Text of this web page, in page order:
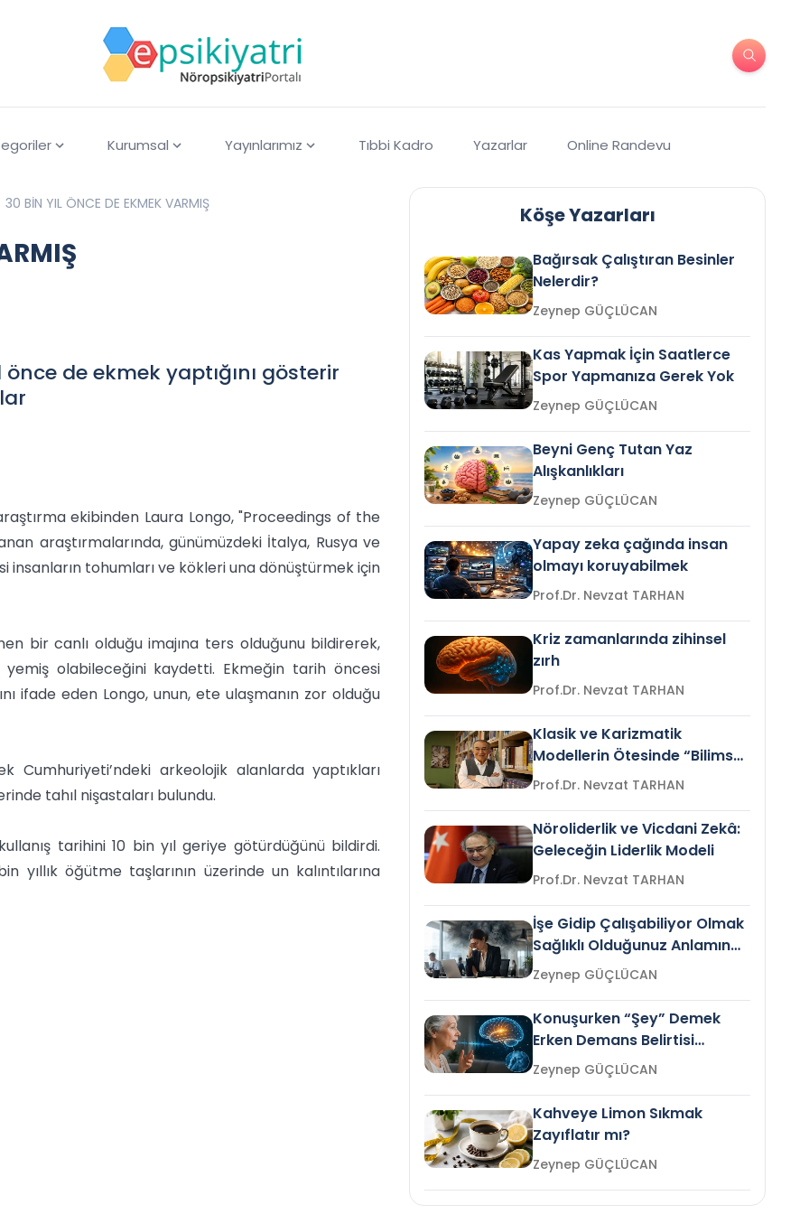
Kurumsal Yayınlarımız Tıbbi Kadro Yazarlar Online Randevu
30 BİN YIL ÖNCE DE EKMEK VARMIŞ
de ekmek yaptığını gösterir
ekibinden Laura Longo, "Proceedings of the
araştırmalarında, günümüzdeki İtalya, Rusya ve
tohumları ve kökleri una dönüştürmek için
bir canlı olduğu imajına ters olduğunu bildirerek,
yemiş olabileceğini kaydetti. Ekmeğin tarih öncesi
ifade eden Longo, unun, ete ulaşmanın zor olduğu
arkeolojik alanlarda yaptıkları
tahıl nişastaları bulundu.
tarihini 10 bin yıl geriye götürdüğünü bildirdi.
öğütme taşlarının üzerinde un kalıntılarına
Köşe Yazarları
Bağırsak Çalıştıran Besinler
Nelerdir?
Zeynep GÜÇLÜCAN
Kas Yapmak İçin Saatlerce
Spor Yapmanıza Gerek Yok
Zeynep GÜÇLÜCAN
Beyni Genç Tutan Yaz
Alışkanlıkları
Zeynep GÜÇLÜCAN
Yapay zeka çağında insan
olmayı koruyabilmek
Prof.Dr. Nevzat TARHAN
Kriz zamanlarında zihinsel
zırh
Prof.Dr. Nevzat TARHAN
Klasik ve Karizmatik
Modellerin Ötesinde “Bilimsel
Liderlik”
Prof.Dr. Nevzat TARHAN
Nöroliderlik ve Vicdani Zekâ:
Geleceğin Liderlik Modeli
Prof.Dr. Nevzat TARHAN
İşe Gidip Çalışabiliyor Olmak
Sağlıklı Olduğunuz Anlamına
Gelir mi?Zeynep GÜÇLÜCAN
Konuşurken “Şey” Demek
Erken Demans Belirtisi
Olabilir mi?Zeynep GÜÇLÜCAN
Kahveye Limon Sıkmak
Zayıflatır mı?
Zeynep GÜÇLÜCAN